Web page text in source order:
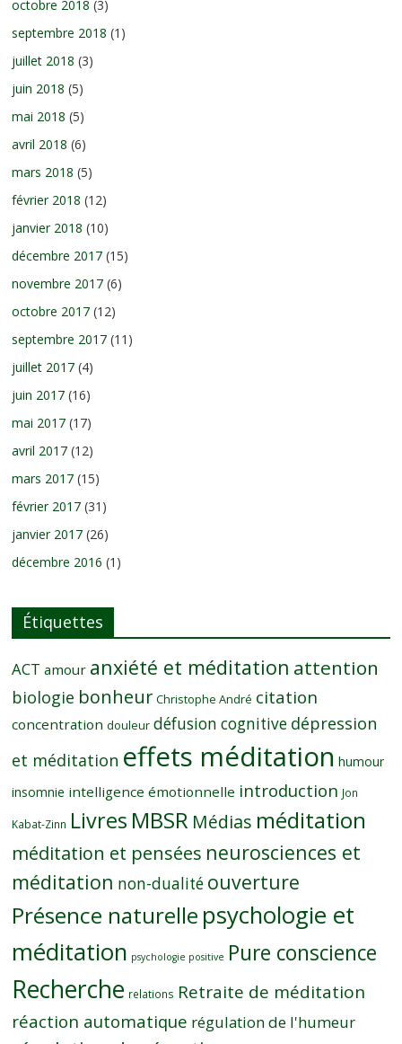
octobre 2018 (3)
septembre 2018 (1)
juillet 2018 (3)
juin 2018 (5)
mai 2018 (5)
avril 2018 (6)
mars 2018 (5)
février 2018 (12)
janvier 2018 (10)
décembre 2017 (15)
novembre 2017 (6)
octobre 2017 (12)
septembre 2017 (11)
juillet 2017 (4)
juin 2017 (16)
mai 2017 (17)
avril 2017 (12)
mars 2017 (15)
février 2017 (31)
janvier 2017 (26)
décembre 2016 (1)
Étiquettes
ACT amour anxiété et méditation attention
biologie bonheur Christophe André citation
concentration douleur défusion cognitive dépression
et méditation effets méditation humour
insomnie intelligence émotionnelle introduction Jon
Kabat-Zinn Livres MBSR Médias méditation
méditation et pensées neurosciences et
méditation non-dualité ouverture
Présence naturelle psychologie et
méditation psychologie positive Pure conscience
Recherche relations Retraite de méditation
réaction automatique régulation de l'humeur